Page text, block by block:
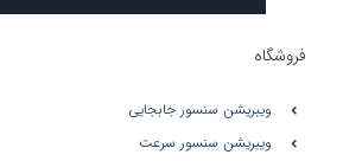
فروشگاه
ویبریشن سنسور جابجایی
ویبریشن سنسور سرعت